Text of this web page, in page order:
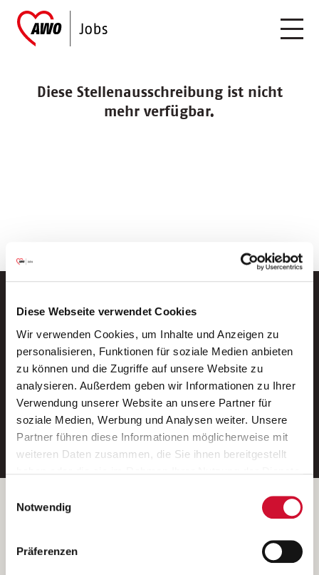
Diese Webseite verwendet Cookies
Wir verwenden Cookies, um Inhalte und Anzeigen zu
personalisieren, Funktionen für soziale Medien anbieten
zu können und die Zugriffe auf unsere Website zu
analysieren. Außerdem geben wir Informationen zu Ihrer
Verwendung unserer Website an unsere Partner für
soziale Medien, Werbung und Analysen weiter. Unsere
Partner führen diese Informationen möglicherweise mit
weiteren Daten zusammen, die Sie ihnen bereitgestellt
Wenn Sie auf „Cookies zulassen“ klicken, so stimmen
Sie der Speicherung sämtlicher Cookies zu. Sie können
Ihre Einwilligung selbstverständlich jederzeit widerrufen,
indem Sie die Cookie-Einstellungen aufrufen und diese
Notwendig
Präferenzen
Diese Stellenausschreibung ist nicht
mehr verfügbar.
Neue Stellen per E-Mail.
Ein kostenloser Service von AWO
Jobs.
E-Mail-Adresse eintragen
Betreiber der Webseite
Kantstraße 45a